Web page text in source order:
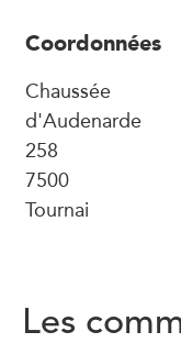
Coordonnées
Chaussée
d'Audenarde
258
7500
Tournai
Les